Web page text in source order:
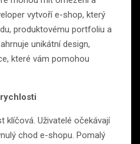
vytvoří e-shop, který
produktovému portfoliu a
unikátní design,
které vám pomohou
klíčová. Uživatelé očekávají
chod e-shopu. Pomalý